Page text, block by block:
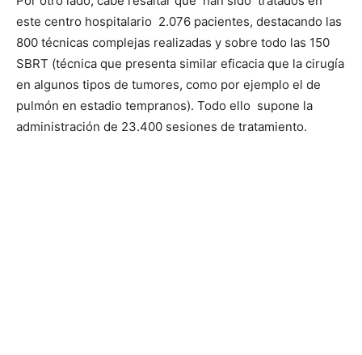
este centro hospitalario 2.076 pacientes, destacando las
800 técnicas complejas realizadas y sobre todo las 150
SBRT (técnica que presenta similar eficacia que la cirugía
en algunos tipos de tumores, como por ejemplo el de
pulmón en estadio tempranos). Todo ello supone la
administración de 23.400 sesiones de tratamiento.